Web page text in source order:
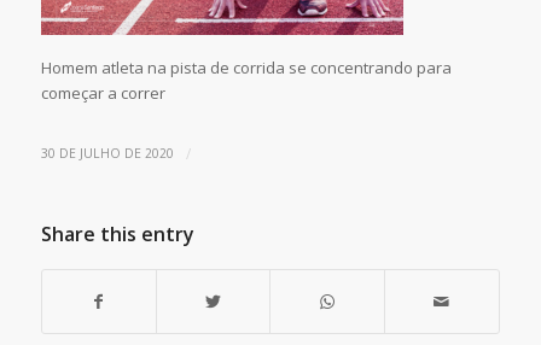
Homem atleta na pista de corrida se concentrando para
começar a correr
30 DE JULHO DE 2020 /
Share this entry